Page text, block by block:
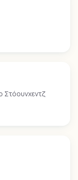
Στόουνχεντζ